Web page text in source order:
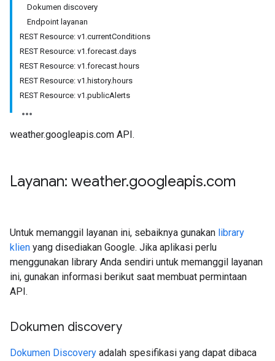
Dokumen discovery
Endpoint layanan
REST Resource: v1.currentConditions
REST Resource: v1.forecast.days
REST Resource: v1.forecast.hours
REST Resource: v1.history.hours
REST Resource: v1.publicAlerts
weather.googleapis.com API.
Layanan: weather.googleapis.com
Untuk memanggil layanan ini, sebaiknya gunakan library
klien yang disediakan Google. Jika aplikasi perlu
menggunakan library Anda sendiri untuk memanggil layanan
ini, gunakan informasi berikut saat membuat permintaan
API.
Dokumen discovery
Dokumen Discovery adalah spesifikasi yang dapat dibaca